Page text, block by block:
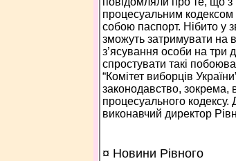
процесуальним кодексом
собою паспорт. Нібито у
зможуть затримувати на
з’ясування особи на три
спростувати такі
“Комітет виборців
законодавство, зокрема,
процесуального кодексу.
виконавчий директор
¤ Новини Рівного